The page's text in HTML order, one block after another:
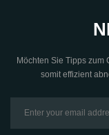
Möchten Sie Tipps zum
somit effizient